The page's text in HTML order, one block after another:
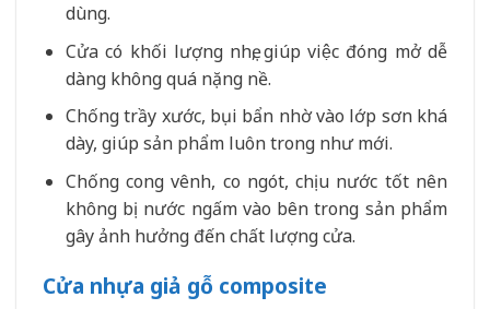
dùng.
Cửa có khối lượng nhẹ, giúp việc đóng mở dễ
dàng không quá nặng nề.
Chống trầy xước, bụi bẩn nhờ vào lớp sơn khá
dày, giúp sản phẩm luôn trong như mới.
Chống cong vênh, co ngót, chịu nước tốt nên
không bị nước ngấm vào bên trong sản phẩm
gây ảnh hưởng đến chất lượng cửa.
Cửa nhựa giả gỗ composite